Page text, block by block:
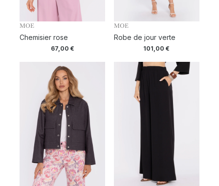
MOE
Chemisier rose
67,00 €
MOE
Robe de jour verte
101,00€